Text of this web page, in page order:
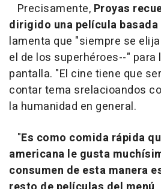
Precisamente, Proyas
dirigido una película
lamenta que "siempre se
el de los superhéroes--" para
pantalla. "El cine tiene que
contar tema srelacioandos
la humanidad en general.
"Es como comida rápida
americana le gusta
consumen de esta manera